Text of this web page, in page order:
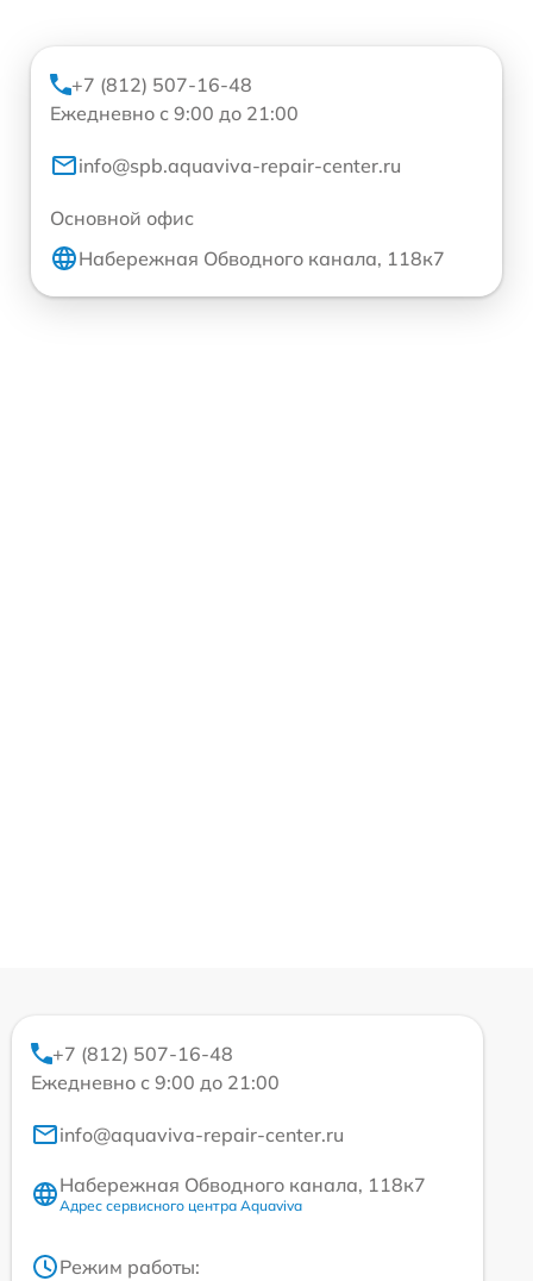
+7 (812) 507-16-48
Ежедневно с 9:00 до 21:00
info@spb.aquaviva-repair-center.ru
Основной офис
Набережная Обводного канала, 118к7
+7 (812) 507-16-48
Ежедневно с 9:00 до 21:00
info@aquaviva-repair-center.ru
Набережная Обводного канала, 118к7
Адрес сервисного центра Aquaviva
Режим работы: